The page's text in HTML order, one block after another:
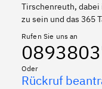
Tirschenreuth,
zu sein und das 365
Rufen Sie uns an
Oder
Rückruf